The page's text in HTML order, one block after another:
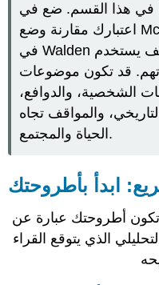
في هذا القسم. ضع في
اعتبارك مقارنة وضع McCandless ومقارنته بحياة ثورو
في Walden وكيف يستخدم Krakauer و Thoreau
قد تكون موضوعات
الشخصية، والدوافع،
والمواقف تجاه
الحياة والمجتمع.
ابدأ بأطروحتك
تكون أطروحتك عبارة عن
الذي يتوقع القراء